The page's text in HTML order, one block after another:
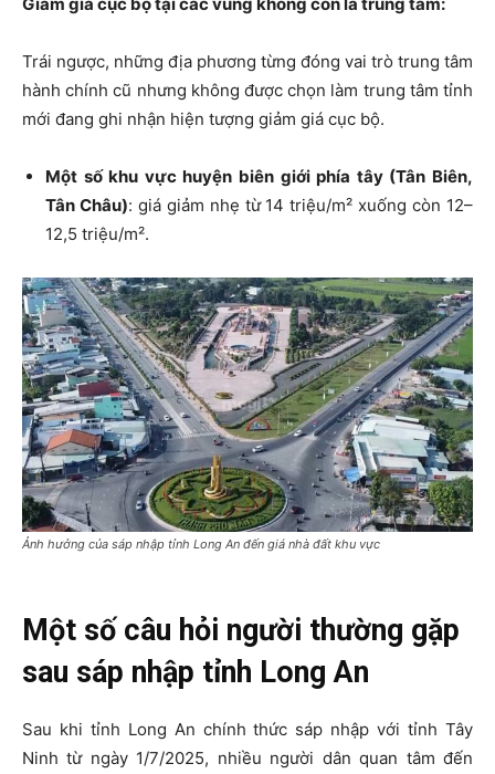
Trái ngược, những địa phương từng đóng vai trò trung tâm
hành chính cũ nhưng không được chọn làm trung tâm tỉnh
mới đang ghi nhận hiện tượng giảm giá cục bộ.
Một số khu vực huyện biên giới phía tây (Tân Biên,
Tân Châu): giá giảm nhẹ từ 14 triệu/m² xuống còn 12–
12,5 triệu/m².
Ảnh hưởng của sáp nhập tỉnh Long An đến giá nhà đất khu vực
Một số câu hỏi người thường gặp
sau sáp nhập tỉnh Long An
Sau khi tỉnh Long An chính thức sáp nhập với tỉnh Tây
Ninh từ ngày 1/7/2025, nhiều người dân quan tâm đến